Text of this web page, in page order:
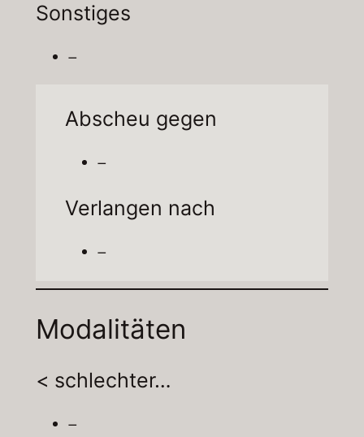
Sonstiges
–
Abscheu gegen
–
Verlangen nach
–
Modalitäten
< schlechter…
–